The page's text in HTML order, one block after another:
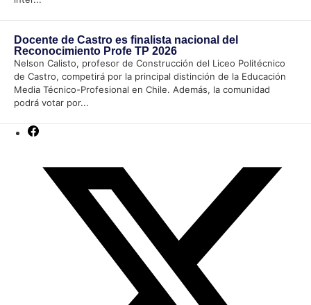
Docente de Castro es finalista nacional del
Reconocimiento Profe TP 2026
Nelson Calisto, profesor de Construcción del Liceo Politécnico
de Castro, competirá por la principal distinción de la Educación
Media Técnico-Profesional en Chile. Además, la comunidad
podrá votar por...